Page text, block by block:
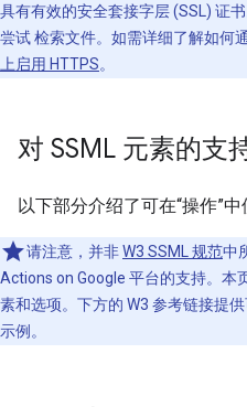
具有有效的安全套接字层 (SSL) 证
尝试 检索文件。如需详细了解如何
上启用 HTTPS。
对 SSML 元素的支
以下部分介绍了可在“操作”
请注意，并非W3 SSML 规范中
Actions on Google 平台的支持。本
素和选项。下方的 W3 参考链接提
示例。